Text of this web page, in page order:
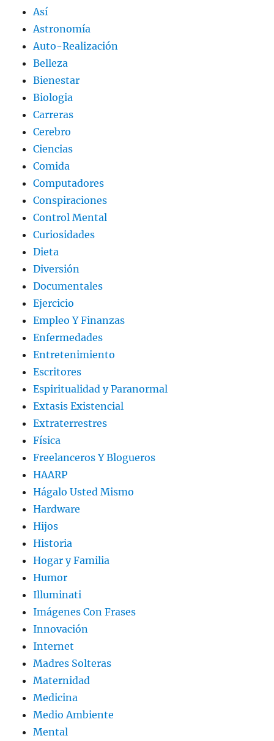
Así
Astronomía
Auto-Realización
Belleza
Bienestar
Biologia
Carreras
Cerebro
Ciencias
Comida
Computadores
Conspiraciones
Control Mental
Curiosidades
Dieta
Diversión
Documentales
Ejercicio
Empleo Y Finanzas
Enfermedades
Entretenimiento
Escritores
Espiritualidad y Paranormal
Extasis Existencial
Extraterrestres
Física
Freelanceros Y Blogueros
HAARP
Hágalo Usted Mismo
Hardware
Hijos
Historia
Hogar y Familia
Humor
Illuminati
Imágenes Con Frases
Innovación
Internet
Madres Solteras
Maternidad
Medicina
Medio Ambiente
Mental